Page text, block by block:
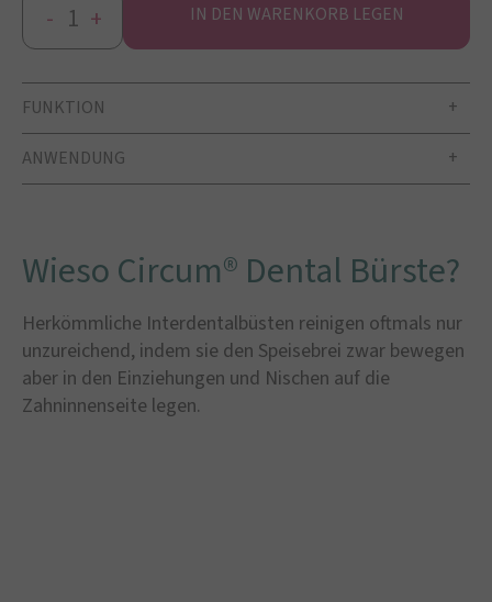
- + IN DEN WARENKORB LEGEN
FUNKTION
ANWENDUNG
Wieso Circum® Dental Bürste?
Herkömmliche Interdentalbüsten reinigen oftmals nur
unzureichend, indem sie den Speisebrei zwar bewegen
aber in den Einziehungen und Nischen auf die
Zahninnenseite legen.